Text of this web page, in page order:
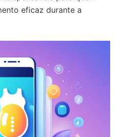
eficaz durante a